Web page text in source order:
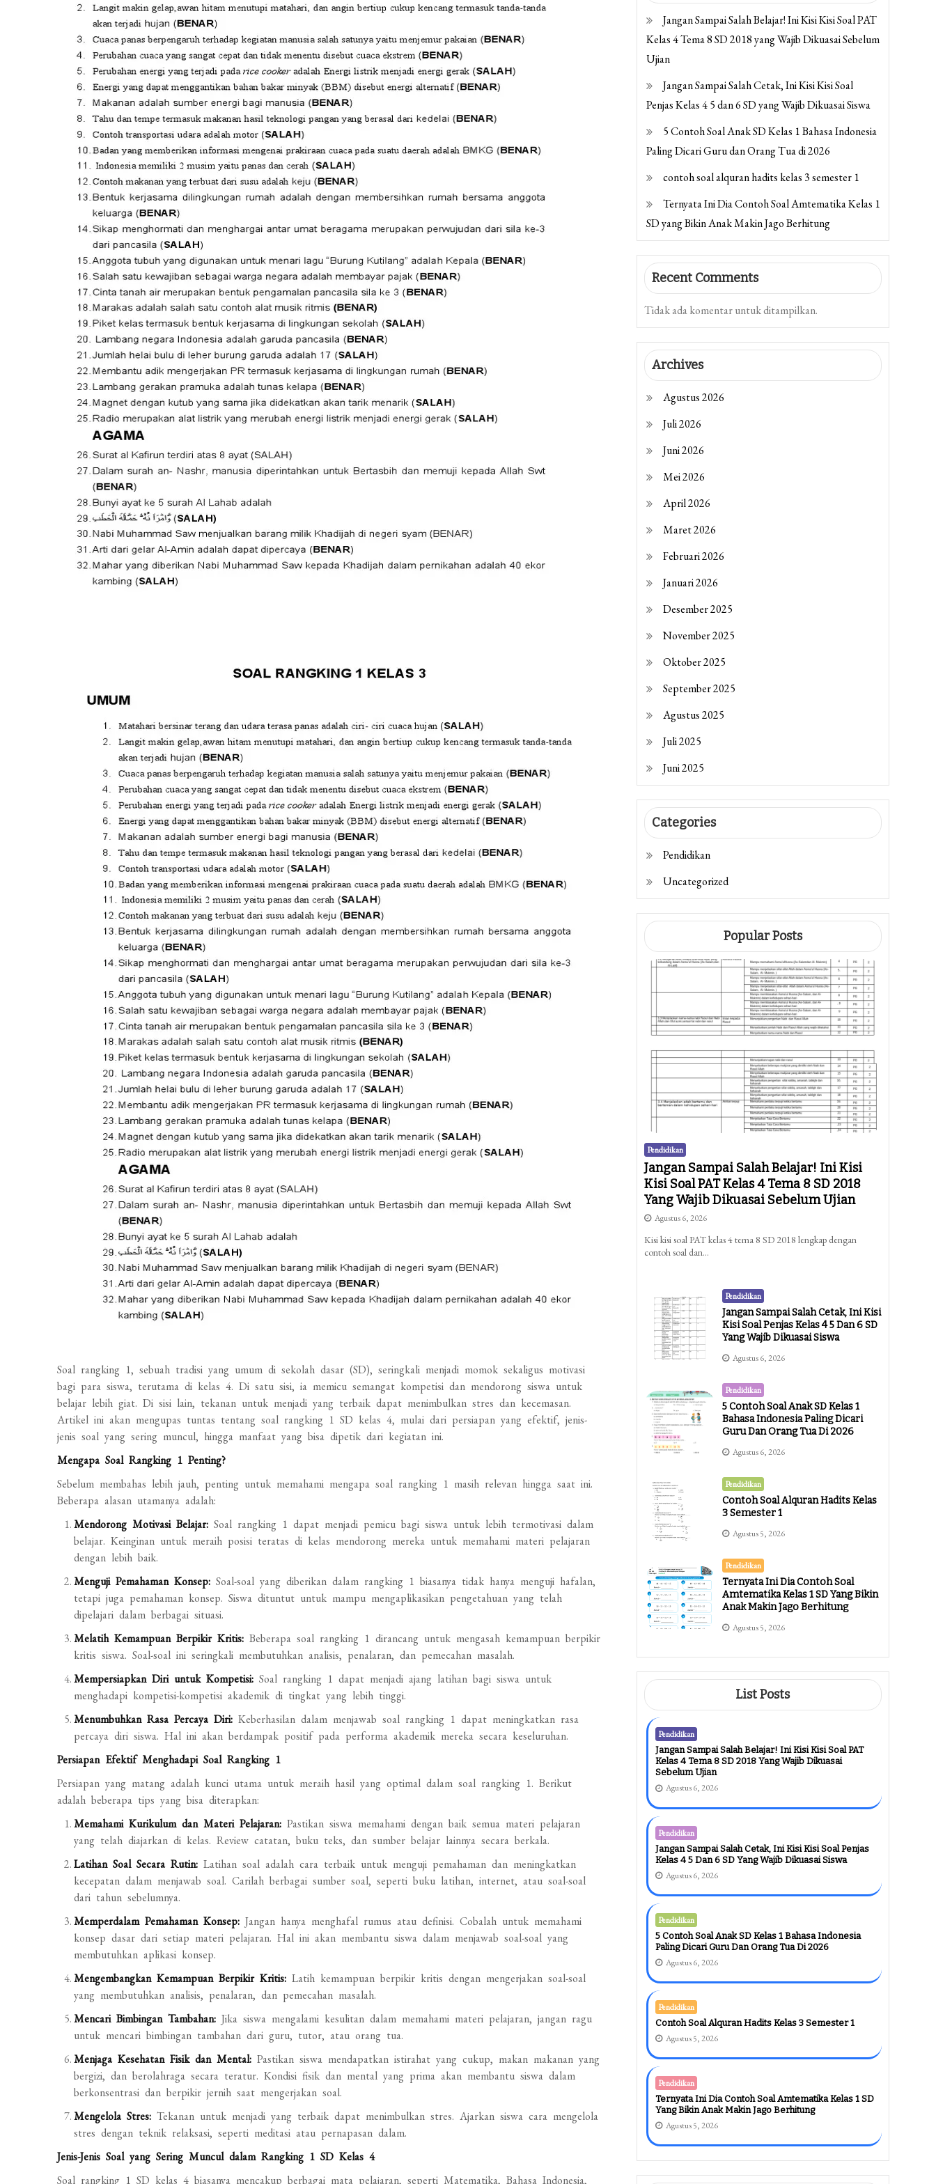
Soal rangking 1, sebuah tradisi yang umum di sekolah dasar (SD), seringkali menjadi momok sekaligus motivasi
bagi para siswa, terutama di kelas 4. Di satu sisi, ia memicu semangat kompetisi dan mendorong siswa untuk
belajar lebih giat. Di sisi lain, tekanan untuk menjadi yang terbaik dapat menimbulkan stres dan kecemasan.
Artikel ini akan mengupas tuntas tentang soal rangking 1 SD kelas 4, mulai dari persiapan yang efektif, jenis-
jenis soal yang sering muncul, hingga manfaat yang bisa dipetik dari kegiatan ini.
Mengapa Soal Rangking 1 Penting?
Sebelum membahas lebih jauh, penting untuk memahami mengapa soal rangking 1 masih relevan hingga saat ini.
Beberapa alasan utamanya adalah:
Mendorong Motivasi Belajar: Soal rangking 1 dapat menjadi pemicu bagi siswa untuk lebih termotivasi dalam
belajar. Keinginan untuk meraih posisi teratas di kelas mendorong mereka untuk memahami materi pelajaran
dengan lebih baik.
Menguji Pemahaman Konsep: Soal-soal yang diberikan dalam rangking 1 biasanya tidak hanya menguji hafalan,
tetapi juga pemahaman konsep. Siswa dituntut untuk mampu mengaplikasikan pengetahuan yang telah
dipelajari dalam berbagai situasi.
Melatih Kemampuan Berpikir Kritis: Beberapa soal rangking 1 dirancang untuk mengasah kemampuan berpikir
kritis siswa. Soal-soal ini seringkali membutuhkan analisis, penalaran, dan pemecahan masalah.
Mempersiapkan Diri untuk Kompetisi: Soal rangking 1 dapat menjadi ajang latihan bagi siswa untuk
menghadapi kompetisi-kompetisi akademik di tingkat yang lebih tinggi.
Menumbuhkan Rasa Percaya Diri: Keberhasilan dalam menjawab soal rangking 1 dapat meningkatkan rasa
percaya diri siswa. Hal ini akan berdampak positif pada performa akademik mereka secara keseluruhan.
Persiapan Efektif Menghadapi Soal Rangking 1
Persiapan yang matang adalah kunci utama untuk meraih hasil yang optimal dalam soal rangking 1. Berikut
adalah beberapa tips yang bisa diterapkan:
Memahami Kurikulum dan Materi Pelajaran: Pastikan siswa memahami dengan baik semua materi pelajaran
yang telah diajarkan di kelas. Review catatan, buku teks, dan sumber belajar lainnya secara berkala.
Latihan Soal Secara Rutin: Latihan soal adalah cara terbaik untuk menguji pemahaman dan meningkatkan
kecepatan dalam menjawab soal. Carilah berbagai sumber soal, seperti buku latihan, internet, atau soal-soal
dari tahun sebelumnya.
Memperdalam Pemahaman Konsep: Jangan hanya menghafal rumus atau definisi. Cobalah untuk memahami
konsep dasar dari setiap materi pelajaran. Hal ini akan membantu siswa dalam menjawab soal-soal yang
membutuhkan aplikasi konsep.
Mengembangkan Kemampuan Berpikir Kritis: Latih kemampuan berpikir kritis dengan mengerjakan soal-soal
yang membutuhkan analisis, penalaran, dan pemecahan masalah.
Mencari Bimbingan Tambahan: Jika siswa mengalami kesulitan dalam memahami materi pelajaran, jangan ragu
untuk mencari bimbingan tambahan dari guru, tutor, atau orang tua.
Menjaga Kesehatan Fisik dan Mental: Pastikan siswa mendapatkan istirahat yang cukup, makan makanan yang
bergizi, dan berolahraga secara teratur. Kondisi fisik dan mental yang prima akan membantu siswa dalam
berkonsentrasi dan berpikir jernih saat mengerjakan soal.
Mengelola Stres: Tekanan untuk menjadi yang terbaik dapat menimbulkan stres. Ajarkan siswa cara mengelola
stres dengan teknik relaksasi, seperti meditasi atau pernapasan dalam.
Jenis-Jenis Soal yang Sering Muncul dalam Rangking 1 SD Kelas 4
Soal rangking 1 SD kelas 4 biasanya mencakup berbagai mata pelajaran, seperti Matematika, Bahasa Indonesia,
Jangan Sampai Salah Belajar! Ini Kisi Kisi Soal PAT
Kelas 4 Tema 8 SD 2018 yang Wajib Dikuasai Sebelum
Ujian
Jangan Sampai Salah Cetak, Ini Kisi Kisi Soal
Penjas Kelas 4 5 dan 6 SD yang Wajib Dikuasai Siswa
5 Contoh Soal Anak SD Kelas 1 Bahasa Indonesia
Paling Dicari Guru dan Orang Tua di 2026
contoh soal alquran hadits kelas 3 semester 1
Ternyata Ini Dia Contoh Soal Amtematika Kelas 1
SD yang Bikin Anak Makin Jago Berhitung
Recent Comments
Tidak ada komentar untuk ditampilkan.
Archives
Agustus 2026
Juli 2026
Juni 2026
Mei 2026
April 2026
Maret 2026
Februari 2026
Januari 2026
Desember 2025
November 2025
Oktober 2025
September 2025
Agustus 2025
Juli 2025
Juni 2025
Categories
Pendidikan
Uncategorized
Popular Posts
Pendidikan
Jangan Sampai Salah Belajar! Ini Kisi
Kisi Soal PAT Kelas 4 Tema 8 SD 2018
Yang Wajib Dikuasai Sebelum Ujian
Agustus 6, 2026
Kisi kisi soal PAT kelas 4 tema 8 SD 2018 lengkap dengan
contoh soal dan…
Pendidikan
Jangan Sampai Salah Cetak, Ini Kisi
Kisi Soal Penjas Kelas 4 5 Dan 6 SD
Yang Wajib Dikuasai Siswa
Agustus 6, 2026
Pendidikan
5 Contoh Soal Anak SD Kelas 1
Bahasa Indonesia Paling Dicari
Guru Dan Orang Tua Di 2026
Agustus 6, 2026
Pendidikan
Contoh Soal Alquran Hadits Kelas
3 Semester 1
Agustus 5, 2026
Pendidikan
Ternyata Ini Dia Contoh Soal
Amtematika Kelas 1 SD Yang Bikin
Anak Makin Jago Berhitung
Agustus 5, 2026
List Posts
Pendidikan
Jangan Sampai Salah Belajar! Ini Kisi Kisi Soal PAT
Kelas 4 Tema 8 SD 2018 Yang Wajib Dikuasai
Sebelum Ujian
Agustus 6, 2026
Pendidikan
Jangan Sampai Salah Cetak, Ini Kisi Kisi Soal Penjas
Kelas 4 5 Dan 6 SD Yang Wajib Dikuasai Siswa
Agustus 6, 2026
Pendidikan
5 Contoh Soal Anak SD Kelas 1 Bahasa Indonesia
Paling Dicari Guru Dan Orang Tua Di 2026
Agustus 6, 2026
Pendidikan
Contoh Soal Alquran Hadits Kelas 3 Semester 1
Agustus 5, 2026
Pendidikan
Ternyata Ini Dia Contoh Soal Amtematika Kelas 1 SD
Yang Bikin Anak Makin Jago Berhitung
Agustus 5, 2026